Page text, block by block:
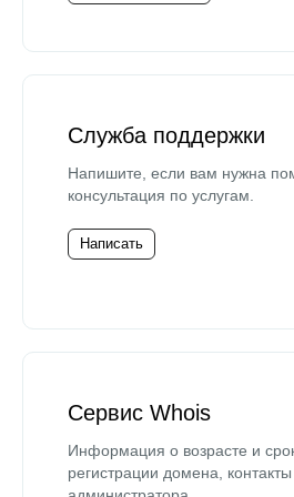
Служба поддержки
Напишите, если вам нужна
консультация по услугам.
Написать
Сервис Whois
Информация о возрасте и
регистрации домена, контакты